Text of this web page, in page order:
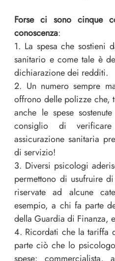
Forse ci sono cinque
conoscenza:
1. La spesa che sostieni
sanitario e come tale è
dichiarazione dei redditi.
2. Un numero sempre
offrono delle polizze che,
anche le spese
consiglio di
assicurazione sanitaria
di servizio!
3. Diversi psicologi
permettono di usufruire
riservate ad alcune
esempio, a chi fa parte
della Guardia di Finanza,
4. Ricordati che la tariffa
parte ciò che lo
spese: